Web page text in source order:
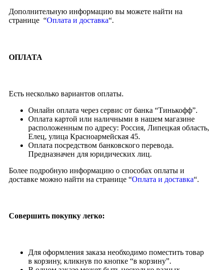
Дополнительную информацию вы можете найти на
странице “Оплата и доставка“.
ОПЛАТА
Есть несколько вариантов оплаты.
Онлайн оплата через сервис от банка “Тинькофф”.
Оплата картой или наличными в нашем магазине
расположенным по адресу: Россия, Липецкая область,
Елец, улица Красноармейская 45.
Оплата посредством банковского перевода.
Предназначен для юридических лиц.
Более подробную информацию о способах оплаты и
доставке можно найти на странице “Оплата и доставка“.
Совершить покупку легко:
Для оформления заказа необходимо поместить товар
в корзину, кликнув по кнопке “в корзину”.